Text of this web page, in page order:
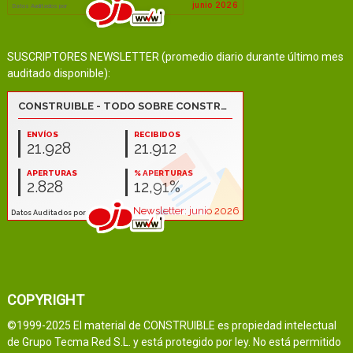
SUSCRIPTORES NEWSLETTER (promedio diario durante último mes
auditado disponible):
COPYRIGHT
©1999-2025 El material de CONSTRUIBLE es propiedad intelectual
de Grupo Tecma Red S.L. y está protegido por ley. No está permitido